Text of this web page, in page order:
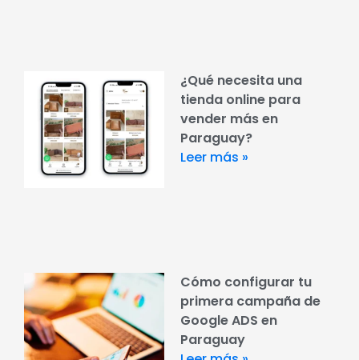
¿Qué necesita una
tienda online para
vender más en
Paraguay?
Leer más »
Cómo configurar tu
primera campaña de
Google ADS en
Paraguay